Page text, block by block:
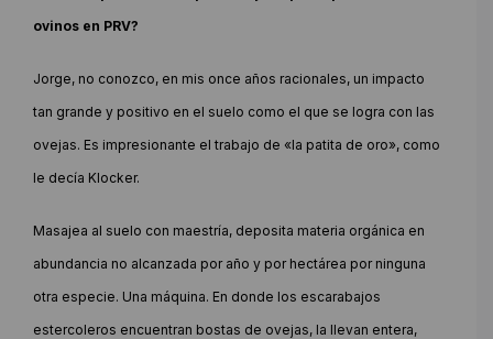
ovinos en PRV?
Jorge, no conozco, en mis once años racionales, un impacto
tan grande y positivo en el suelo como el que se logra con las
ovejas. Es impresionante el trabajo de «la patita de oro», como
le decía Klocker.
Masajea al suelo con maestría, deposita materia orgánica en
abundancia no alcanzada por año y por hectárea por ninguna
otra especie. Una máquina. En donde los escarabajos
estercoleros encuentran bostas de ovejas, la llevan entera,